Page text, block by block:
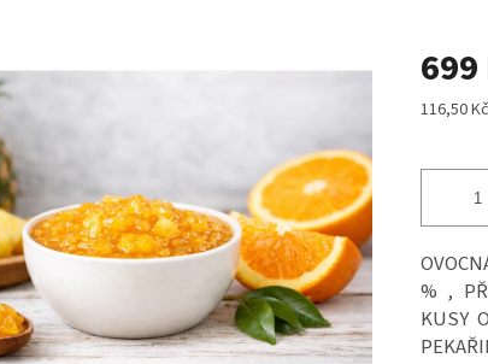
699
Měrná
116,50
% ,
KUSY